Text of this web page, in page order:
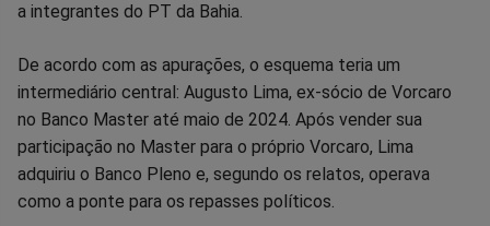
FacebookWhatsappTwitter
a integrantes do PT da Bahia.
De acordo com as apurações, o esquema teria um
intermediário central: Augusto Lima, ex-sócio de Vorcaro
no Banco Master até maio de 2024. Após vender sua
participação no Master para o próprio Vorcaro, Lima
adquiriu o Banco Pleno e, segundo os relatos, operava
como a ponte para os repasses políticos.